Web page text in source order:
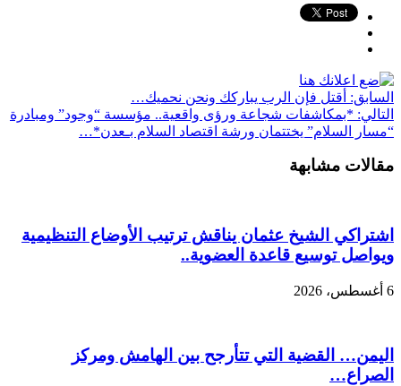
السابق: أقتل فإن الرب يباركك ونحن نحميك…
التالي: *بمكاشفات شجاعة ورؤى واقعية.. مؤسسة “وجود” ومبادرة
“مسار السلام” يختتمان ورشة اقتصاد السلام بـعدن*…
مقالات مشابهة
اشتراكي الشيخ عثمان يناقش ترتيب الأوضاع التنظيمية
ويواصل توسيع قاعدة العضوية..
6 أغسطس، 2026
اليمن… القضية التي تتأرجح بين الهامش ومركز
الصراع…